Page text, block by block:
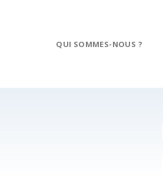
QUI SOMMES-NOUS ?